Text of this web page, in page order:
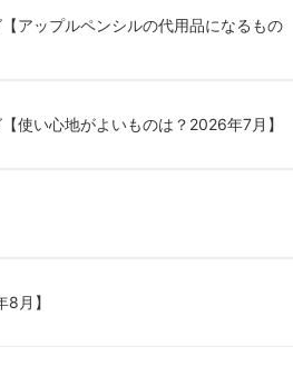
アップルペンシルの代用品になるもの
使い心地がよいものは？2026年7月】
月】